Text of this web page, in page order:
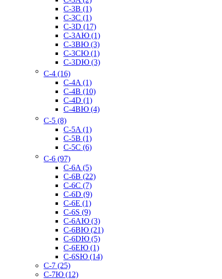
C-3B (1)
C-3C (1)
C-3D (17)
C-3AЮ (1)
C-3BЮ (3)
C-3CЮ (1)
C-3DЮ (3)
C-4 (16)
C-4A (1)
C-4B (10)
C-4D (1)
C-4BЮ (4)
C-5 (8)
C-5A (1)
C-5B (1)
C-5C (6)
C-6 (97)
C-6A (5)
C-6B (22)
C-6C (7)
C-6D (9)
C-6E (1)
C-6S (9)
C-6AЮ (3)
C-6BЮ (21)
C-6DЮ (5)
C-6EЮ (1)
C-6SЮ (14)
C-7 (25)
C-7Ю (12)